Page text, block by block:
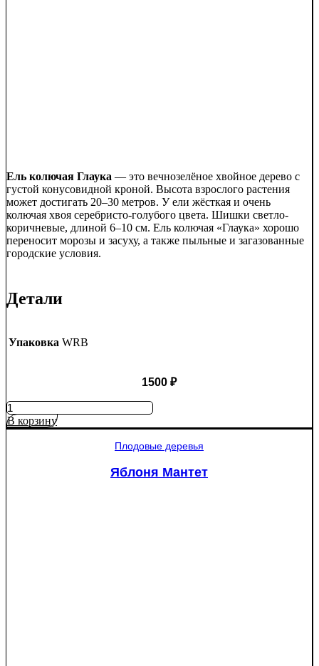
Ель колючая Глаука — это вечнозелёное хвойное дерево с
густой конусовидной кроной. Высота взрослого растения
может достигать 20–30 метров. У ели жёсткая и очень
колючая хвоя серебристо-голубого цвета. Шишки светло-
коричневые, длиной 6–10 см. Ель колючая «Глаука» хорошо
переносит морозы и засуху, а также пыльные и загазованные
городские условия.
Детали
Упаковка WRB
1500 ₽
Количество
товара
Ель
В корзину
Плодовые деревья
Яблоня Мантет